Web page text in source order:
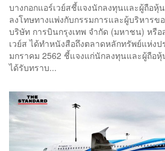
บางกอกแอร์เวย์สชี้แจงนักลงทุนและผู้ถือ
ลงโทษทางแพ่งกับกรรมการและผู้บริหาร
บริษัท การบินกรุงเทพ จำกัด (มหาชน) หรือ
เวย์ส ได้ทำหนังสือถึงตลาดหลักทรัพย์แห่งป
มกราคม 2562 ชี้แจงแก่นักลงทุนและผู้ถือ
ได้รับทราบ...